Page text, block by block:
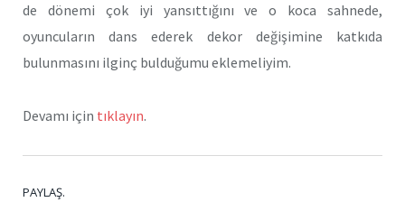
de dönemi çok iyi yansıttığını ve o koca sahnede,
oyuncuların dans ederek dekor değişimine katkıda
bulunmasını ilginç bulduğumu eklemeliyim.
Devamı için tıklayın.
PAYLAŞ.